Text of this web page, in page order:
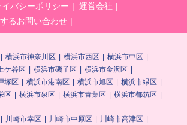
イバシーポリシー
運営会社
るお問い合わせ
横浜市神奈川区 横浜市西区
横浜市中区
ケ谷区 横浜市磯子区
横浜市金沢区
塚区 横浜市港南区 横浜市旭区
横浜市緑区
区 横浜市泉区 横浜市青葉区 横浜市都筑区
川崎市幸区 川崎市中原区 川崎市高津区